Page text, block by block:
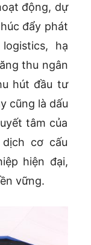
động, dự
đẩy phát
hạ
thu ngân
hút đầu tư
cũng là dấu
tâm của
cơ cấu
hiện đại,
vững.